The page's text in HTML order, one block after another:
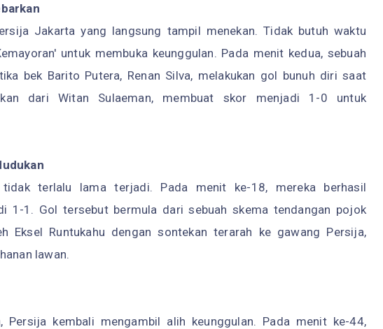
Jakarta yang langsung tampil menekan. Tidak butuh waktu
untuk membuka keunggulan. Pada menit kedua, sebuah
bek Barito Putera, Renan Silva, melakukan gol bunuh diri saat
dari Witan Sulaeman, membuat skor menjadi 1-0 untuk
terlalu lama terjadi. Pada menit ke-18, mereka berhasil
1-1. Gol tersebut bermula dari sebuah skema tendangan pojok
Eksel Runtukahu dengan sontekan terarah ke gawang Persija,
lawan.
Persija kembali mengambil alih keunggulan. Pada menit ke-44,